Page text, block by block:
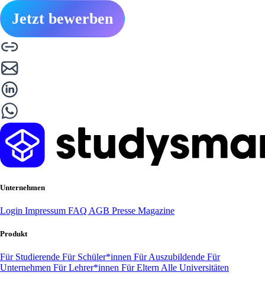
Jetzt bewerben
Unternehmen
Login Impressum FAQ AGB Presse Magazine
Produkt
Für Studierende Für Schüler*innen Für Auszubildende Für
Unternehmen Für Lehrer*innen Für Eltern Alle Universitäten